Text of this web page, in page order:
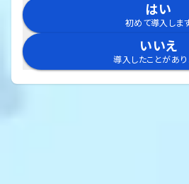
はい
初めて導入しま
いいえ
導入したことがあり